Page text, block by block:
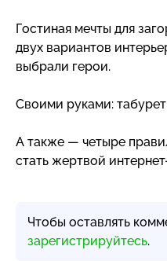
Гостиная мечты для
двух вариантов
выбрали герои.
Своими руками:
А также — четыре
стать жертвой
Чтобы оставлять
зарегистрируйтесь.